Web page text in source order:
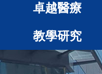
卓越醫療
教學研究